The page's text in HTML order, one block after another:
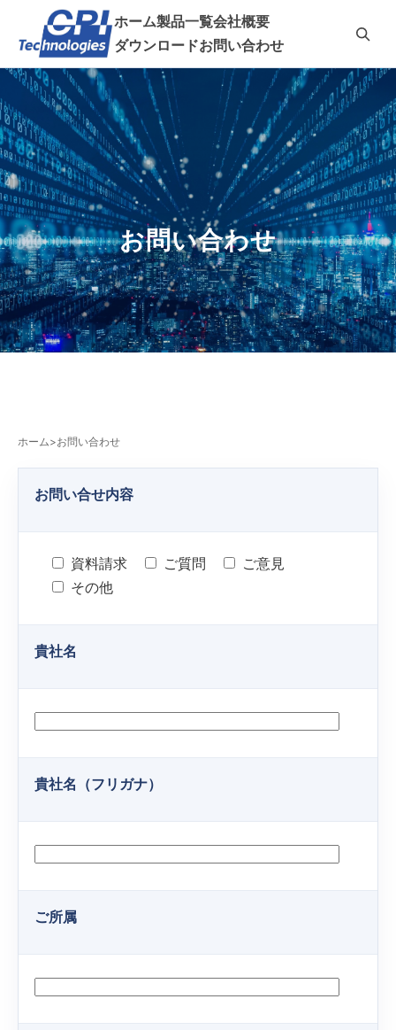
ホーム製品一覧会社概要
ダウンロードお問い合わせ
お問い合わせ
ホーム>お問い合わせ
お問い合せ内容
資料請求 ご質問
ご意見
その他
貴社名
貴社名（フリガナ）
ご所属